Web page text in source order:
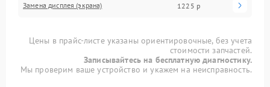
Замена дисплея (экрана) 1225 р
Цены в прайс-листе указаны ориентировочные, без учета
стоимости запчастей.
Записывайтесь на бесплатную диагностику.
Мы проверим ваше устройство и укажем на неисправность.